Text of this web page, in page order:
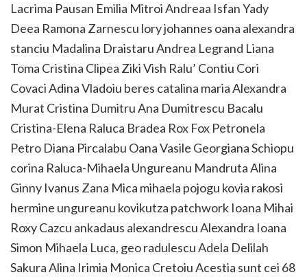
Lacrima Pausan Emilia Mitroi Andreaa Isfan Yady
Deea Ramona Zarnescu lory johannes oana alexandra
stanciu Madalina Draistaru Andrea Legrand Liana
Toma Cristina Clipea Ziki Vish Ralu’ Contiu Cori
Covaci Adina Vladoiu beres catalina maria Alexandra
Murat Cristina Dumitru Ana Dumitrescu Bacalu
Cristina-Elena Raluca Bradea Rox Fox Petronela
Petro Diana Pircalabu Oana Vasile Georgiana Schiopu
corina Raluca-Mihaela Ungureanu Mandruta Alina
Ginny Ivanus Zana Mica mihaela pojogu kovia rakosi
hermine ungureanu kovikutza patchwork Ioana Mihai
Roxy Cazcu ankadaus alexandrescu Alexandra Ioana
Simon Mihaela Luca, geo radulescu Adela Delilah
Sakura Alina Irimia Monica Cretoiu Acestia sunt cei 68